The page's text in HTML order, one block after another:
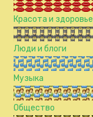
Красота и здоровье
Люди и блоги
Музыка
Общество